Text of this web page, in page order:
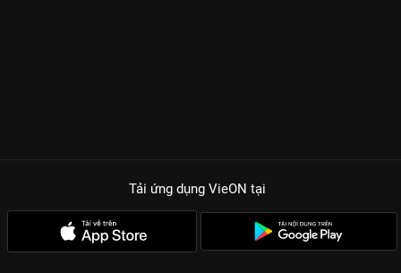
Tải ứng dụng VieON tại